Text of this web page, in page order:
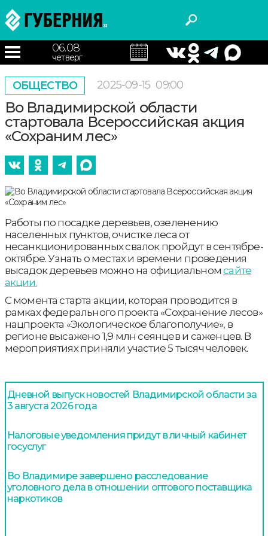
06.08
четверг
ОБЩЕСТВО 2025-09-15 09:00
Во Владимирской области
стартовала Всероссийская акция
«Сохраним лес»
Работы по посадке деревьев, озеленению
населенных пунктов, очистке леса от
несанкционированных свалок пройдут в сентябре-
октябре. Узнать о местах и времени проведения
высадок деревьев можно на официальномсайте
акции.
С момента старта акции, которая проводится в
рамках федерального проекта «Сохранение лесов»
нацпроекта «Экологическое благополучие», в
регионе высажено 1,9 млн сеянцев и саженцев. В
мероприятиях приняли участие 5 тысяч человек.
Дневной выпуск новостей Владимирской области за
3 августа 2026 года
Налоговые уведомления придут в личный кабинет
госуслуг
Во Владимире завершено расследование
уголовного дела в отношении оптового поставщика
наркотиков